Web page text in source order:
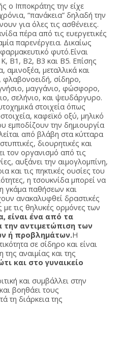
ο Ιπποκράτης την είχε
“πανάκεια” δηλαδή την
για όλες τις ασθένειες.
πέρα από τις ευεργετικές
παρενέργεια. Δικαίως
φυτό.Είναι
B1, B2, B3 και Β5. Επίσης
αμινοξέα, μεταλλικά και
σίδηρο,
μαγγάνιο, φώσφορο,
σελήνιο, και ψευδάργυρο.
στοιχεία όπως
καφεϊκό οξύ, μηλικό
εμποδίζουν την δημιουργία
από βλάβη στα κύτταρα
διουρητικές και
τον οργανισμό από τις
αυξάνει την αιμογλομπίνη,
και τις πηκτικές ουσίες του
η τσουκνίδα μπορεί να
γκάμα παθήσεων και
ανακαλυφθεί δραστικές
με τις θηλυκές ορμόνες των
είναι ένα από τα
την αντιμετώπιση των
ή προβλημάτων.Η
σε σίδηρο και είναι
της αναιμίας και της
και στο γυναικείο
και συμβάλλει στην
βοηθάει τους
τη διάρκεια της